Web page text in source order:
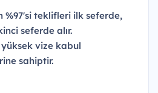
%97'si teklifleri ilk seferde,
seferde alır.
vize kabul
sahiptir.